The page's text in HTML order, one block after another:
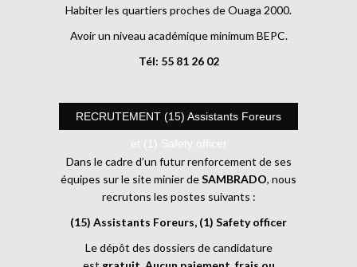
Habiter les quartiers proches de Ouaga 2000.
Avoir un niveau académique minimum BEPC.
Tél: 55 81 26 02
RECRUTEMENT (15) Assistants Foreurs
et (1) Safety officer
Dans le cadre d’un futur renforcement de ses
équipes sur le site minier deSAMBRADO, nous
recrutons les postes suivants :
(15) Assistants Foreurs, (1) Safety officer
Le dépôt des dossiers de candidature